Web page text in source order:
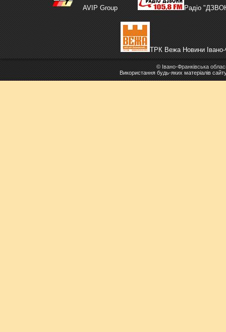
AVIP Group Радіо
ТРК Вежа Новини Івано-
© Івано-Франківська
Використання будь-яких матеріалів